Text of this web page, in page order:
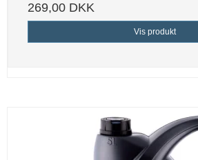
269,00 DKK
Vis produkt